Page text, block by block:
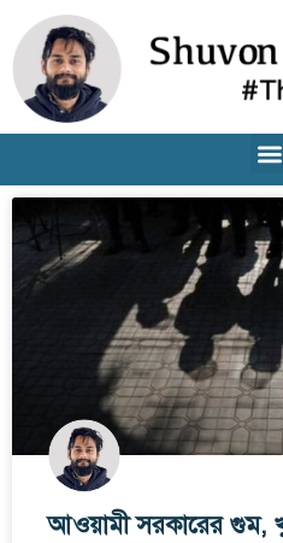
আওয়ামী সরকারের গুম,